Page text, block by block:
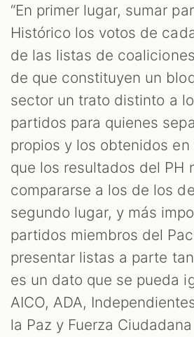
“En primer lugar, sumar
Histórico los votos de
de las listas de
de que constituyen un
sector un trato distinto a
partidos para quienes
propios y los obtenidos
que los resultados del PH
compararse a los de los
segundo lugar, y más
partidos miembros del
presentar listas a parte
es un dato que se pueda
AICO, ADA,
la Paz y Fuerza